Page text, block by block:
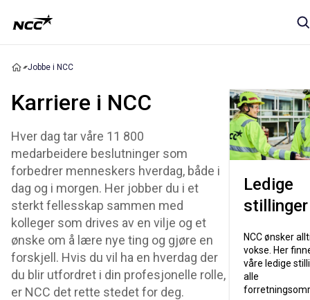
Jobbe i NCC
Karriere i NCC
Hver dag tar våre 11 800
medarbeidere beslutninger som
forbedrer menneskers hverdag, både i
dag og i morgen. Her jobber du i et
sterkt fellesskap sammen med
kolleger som drives av en vilje og et
ønske om å lære nye ting og gjøre en
forskjell. Hvis du vil ha en hverdag der
du blir utfordret i din profesjonelle rolle,
er NCC det rette stedet for deg.
Ledige
stillinger
NCC ønsker
vokse. Her
våre ledige
alle